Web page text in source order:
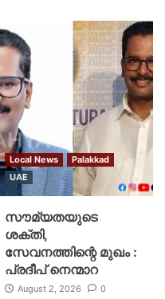
Local News
Palakkad
UAE
സൗമ്യതയുടെ
ശക്തി,
സേവനത്തിന്റെ മുഖം :
പ്രദീപ് നെന്മാറ
August 2, 2026 0